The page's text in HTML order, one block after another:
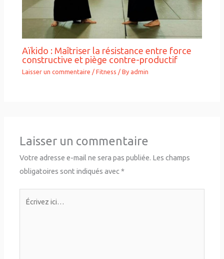
Aïkido : Maîtriser la résistance entre force
constructive et piège contre-productif
Laisser un commentaire /Fitness / By admin
Laisser un commentaire
Votre adresse e-mail ne sera pas publiée. Les champs
obligatoires sont indiqués avec*